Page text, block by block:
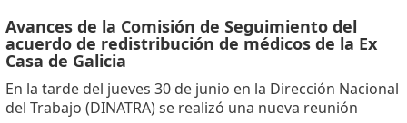
Avances de la Comisión de Seguimiento del
acuerdo de redistribución de médicos de la Ex
Casa de Galicia
En la tarde del jueves 30 de junio en la Dirección Nacional
del Trabajo (DINATRA) se realizó una nueva reunión